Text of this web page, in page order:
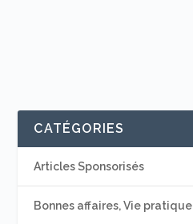
CATÉGORIES
Articles Sponsorisés
Bonnes affaires, Vie pratique